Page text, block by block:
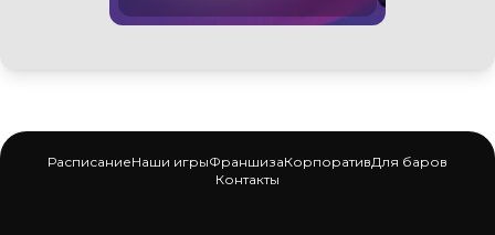
РасписаниеНаши игрыФраншизаКорпоративДля баров
Контакты